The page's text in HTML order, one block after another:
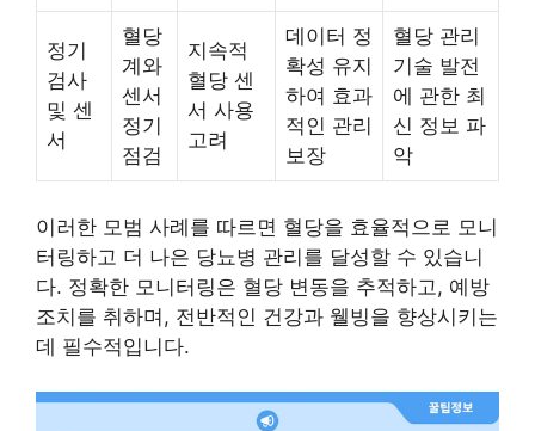
정기
검사
및 센
서
혈당
계와
센서
정기
점검
지속적
혈당 센
서 사용
고려
데이터 정
확성 유지
하여 효과
적인 관리
보장
혈당 관리
기술 발전
에 관한 최
신 정보 파
악
이러한 모범 사례를 따르면 혈당을 효율적으로 모니
터링하고 더 나은 당뇨병 관리를 달성할 수 있습니
다. 정확한 모니터링은 혈당 변동을 추적하고, 예방
조치를 취하며, 전반적인 건강과 웰빙을 향상시키는
데 필수적입니다.